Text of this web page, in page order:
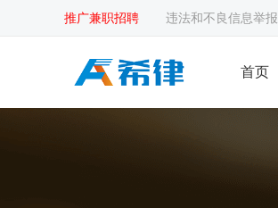
推广兼职招聘 违法和不良信息举报
首页